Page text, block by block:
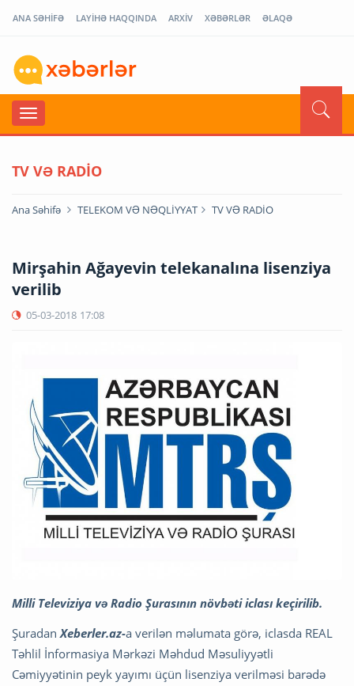
ANA SƏHİFƏ LAYİHƏ HAQQINDA ARXİV XƏBƏRLƏR ƏLAQƏ
TV VƏ RADİO
Ana Səhifə TELEKOM VƏ NƏQLİYYAT TV VƏ RADİO
Mirşahin Ağayevin telekanalına lisenziya
verilib
05-03-2018 17:08
Milli Televiziya və Radio Şurasının növbəti iclası keçirilib.
ŞuradanXeberler.az-a verilən məlumata görə, iclasda REAL
Təhlil İnformasiya Mərkəzi Məhdud Məsuliyyətli
Cəmiyyətinin peyk yayımı üçün lisenziya verilməsi barədə